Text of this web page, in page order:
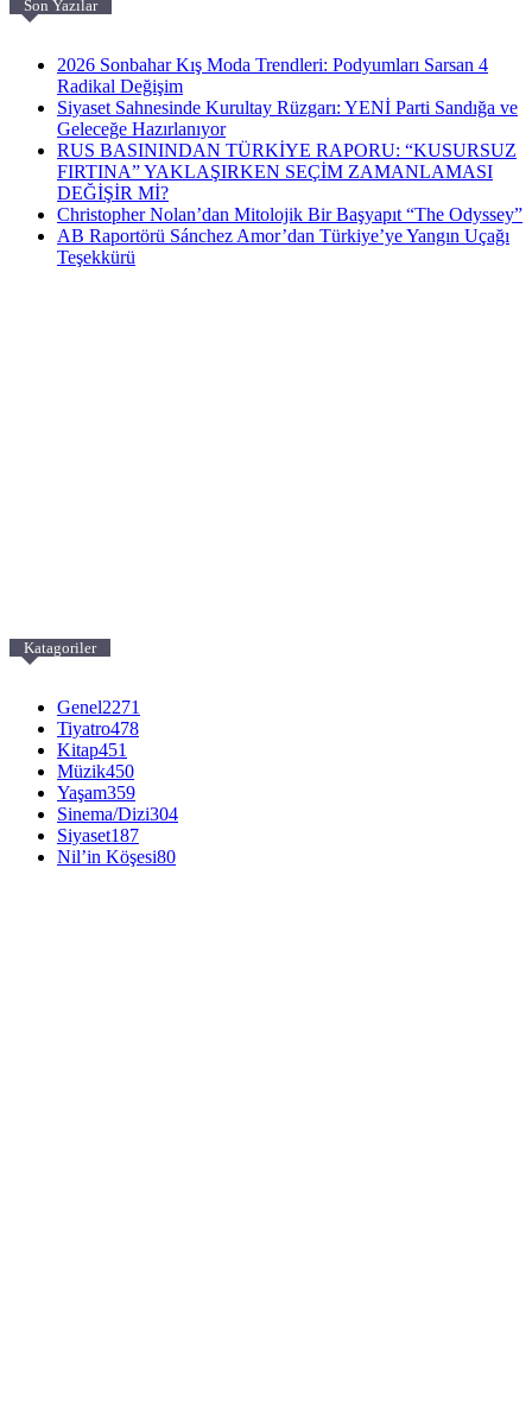
Son Yazılar
2026 Sonbahar Kış Moda Trendleri: Podyumları Sarsan 4
Radikal Değişim
Siyaset Sahnesinde Kurultay Rüzgarı: YENİ Parti Sandığa ve
Geleceğe Hazırlanıyor
RUS BASININDAN TÜRKİYE RAPORU: “KUSURSUZ
FIRTINA” YAKLAŞIRKEN SEÇİM ZAMANLAMASI
DEĞİŞİR Mİ?
Christopher Nolan’dan Mitolojik Bir Başyapıt “The Odyssey”
AB Raportörü Sánchez Amor’dan Türkiye’ye Yangın Uçağı
Teşekkürü
Katagoriler
Genel2271
Tiyatro478
Kitap451
Müzik450
Yaşam359
Sinema/Dizi304
Siyaset187
Nil’in Köşesi80